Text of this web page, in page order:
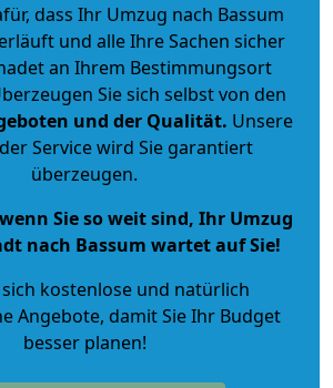
dass Ihr Umzug nach Bassum
und alle Ihre Sachen sicher
an Ihrem Bestimmungsort
Sie sich selbst von den
und der Qualität. Unsere
Service wird Sie garantiert
überzeugen.
Sie so weit sind, Ihr Umzug
nach Bassum wartet auf Sie!
sich kostenlose und natürlich
Angebote, damit Sie Ihr Budget
besser planen!